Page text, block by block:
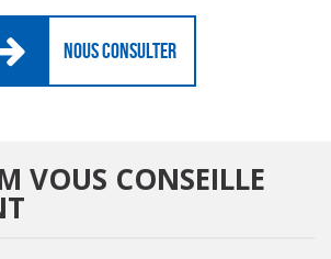
NOUS CONSULTER
VOUS CONSEILLE